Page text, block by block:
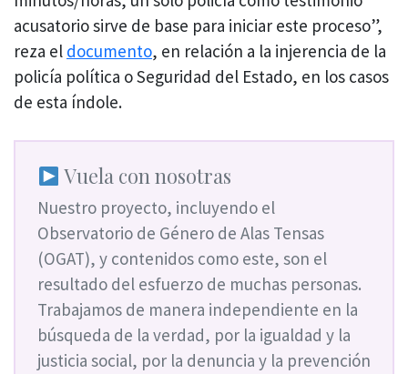
acusatorio sirve de base para iniciar este proceso”,
reza el documento, en relación a la injerencia de la
policía política o Seguridad del Estado, en los casos
de esta índole.
Vuela con nosotras
Nuestro proyecto, incluyendo el
Observatorio de Género de Alas Tensas
(OGAT), y contenidos como este, son el
resultado del esfuerzo de muchas personas.
Trabajamos de manera independiente en la
búsqueda de la verdad, por la igualdad y la
justicia social, por la denuncia y la prevención